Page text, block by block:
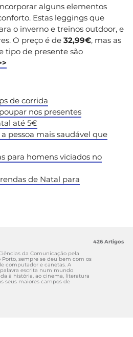
alguns elementos
Estas leggings que
o inverno e treinos outdoor, e
O preço é de 32,99€, mas as
tipo de presente são
de corrida
nos presentes
até 5€
pessoa mais saudável que
para homens viciados no
de Natal para
da Comunicação pela
Porto, sempre se deu bem com os
computador e canetas. A
escrita num mundo
à história, ao cinema, literatura
seus maiores campos de
426 Artigos